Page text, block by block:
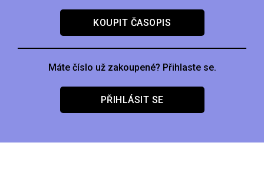
KOUPIT ČASOPIS
Máte číslo už zakoupené? Přihlaste se.
PŘIHLÁSIT SE